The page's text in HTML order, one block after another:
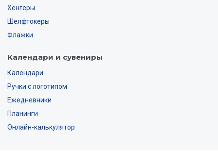
Хенгеры
Шелфтокеры
Флажки
Календари и сувениры
Календари
Ручки с логотипом
Ежедневники
Планинги
Онлайн-калькулятор